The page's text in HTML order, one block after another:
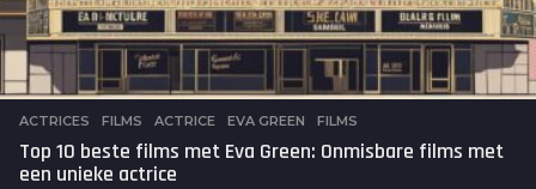
ACTRICES ,FILMS ACTRICE ,EVA GREEN ,FILMS
Top 10 beste films met Eva Green: Onmisbare films met
een unieke actrice